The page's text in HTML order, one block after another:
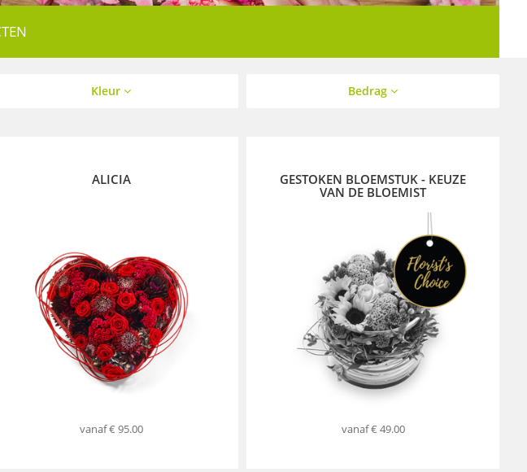
Kleur Bedrag
ALICIA
vanaf€ 95.00
GESTOKEN BLOEMSTUK - KEUZE
VAN DE BLOEMIST
vanaf€ 49.00